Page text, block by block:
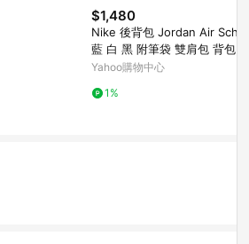
$1,480
Nike 後背包 Jordan Air School
藍 白 黑 附筆袋 雙肩包 背包 書
包 包包 JD2523015PS-004
Yahoo購物中心
1%